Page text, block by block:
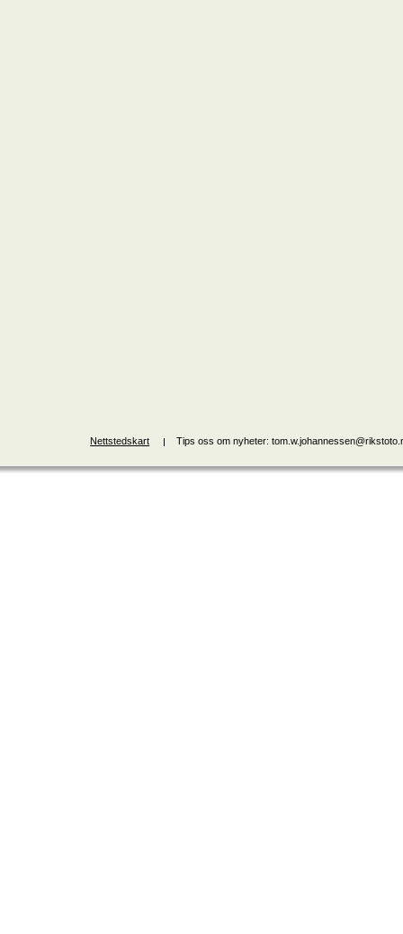
Nettstedskart Tips oss om nyheter: